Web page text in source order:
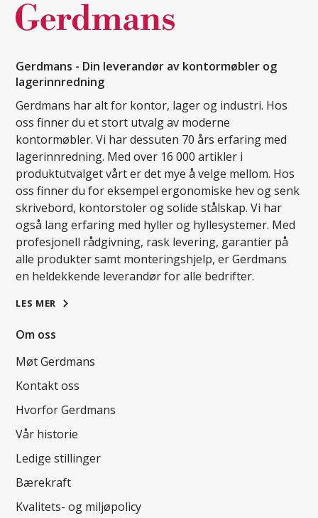
Gerdmans - Din leverandør av kontormøbler og
lagerinnredning
Gerdmans har alt for kontor, lager og industri. Hos
oss finner du et stort utvalg av moderne
kontormøbler. Vi har dessuten 70 års erfaring med
lagerinnredning. Med over 16 000 artikler i
produktutvalget vårt er det mye å velge mellom. Hos
oss finner du for eksempel ergonomiske hev og senk
skrivebord, kontorstoler og solide stålskap. Vi har
også lang erfaring med hyller og hyllesystemer. Med
profesjonell rådgivning, rask levering, garantier på
alle produkter samt monteringshjelp, er Gerdmans
en heldekkende leverandør for alle bedrifter.
LES MER
Om oss
Møt Gerdmans
Kontakt oss
Hvorfor Gerdmans
Vår historie
Ledige stillinger
Bærekraft
Kvalitets- og miljøpolicy